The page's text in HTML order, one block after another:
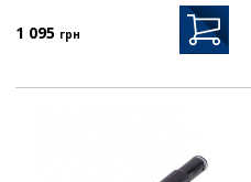
1 095 грн